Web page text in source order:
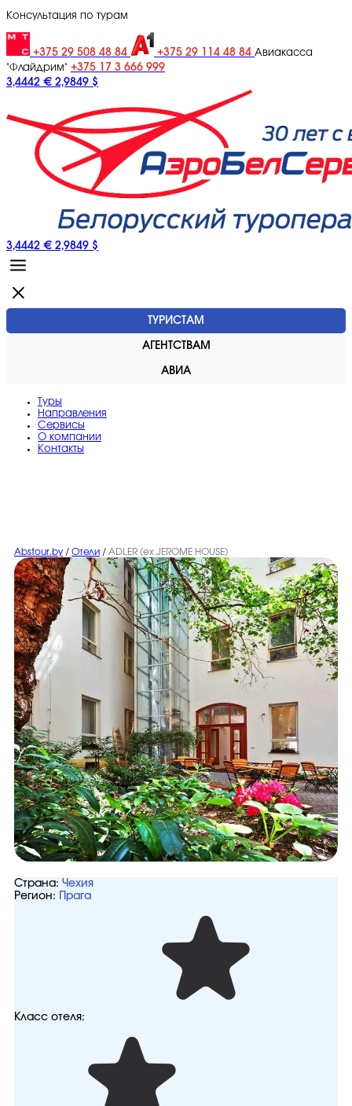
Консультация по турам
+375 29 508 48 84 +375 29 114 48 84 Авиакасса
"Флайдрим" +375 17 3 666 999
3,4442 € 2,9849 $
3,4442 € 2,9849 $
ТУРИСТАМ
АГЕНТСТВАМ
АВИА
Туры
Направления
Сервисы
O компании
Контакты
Abstour.by / Отели / ADLER (ex.JEROME HOUSE)
Страна: Чехия
Регион:
Прага
Класс отеля: